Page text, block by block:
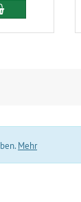
In den Warenkorb
Mehr